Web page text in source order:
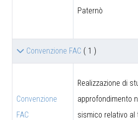
Paternò
Convenzione FAC ( 1 )
Convenzione
FAC
Realizzazione di
approfondimento
sismico relativo al